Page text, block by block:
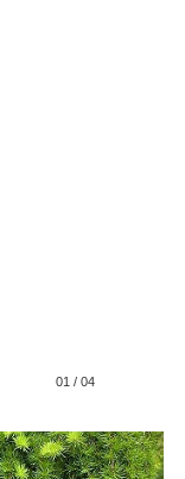
01 / 04